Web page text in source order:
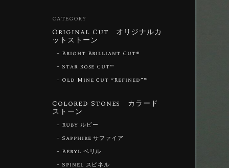
CATEGORY
Original Cut オリジナルカ
ットストーン
Bright Brilliant Cut®︎
Star Rose Cut™︎
Old Mine Cut “Refined”™︎
Colored Stones カラード
ストーン
Ruby ルビー
Sapphire サファイア
Beryl ベリル
Spinel スピネル